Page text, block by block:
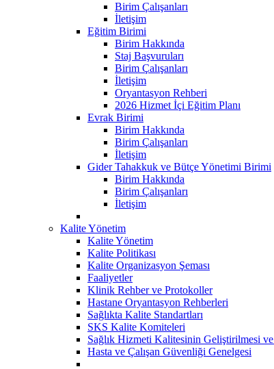
Birim Çalışanları
İletişim
Eğitim Birimi
Birim Hakkında
Staj Başvuruları
Birim Çalışanları
İletişim
Oryantasyon Rehberi
2026 Hizmet İçi Eğitim Planı
Evrak Birimi
Birim Hakkında
Birim Çalışanları
İletişim
Gider Tahakkuk ve Bütçe Yönetimi Birimi
Birim Hakkında
Birim Çalışanları
İletişim
Kalite Yönetim
Kalite Yönetim
Kalite Politikası
Kalite Organizasyon Şeması
Faaliyetler
Klinik Rehber ve Protokoller
Hastane Oryantasyon Rehberleri
Sağlıkta Kalite Standartları
SKS Kalite Komiteleri
Sağlık Hizmeti Kalitesinin Geliştirilmesi
Hasta ve Çalışan Güvenliği Genelgesi